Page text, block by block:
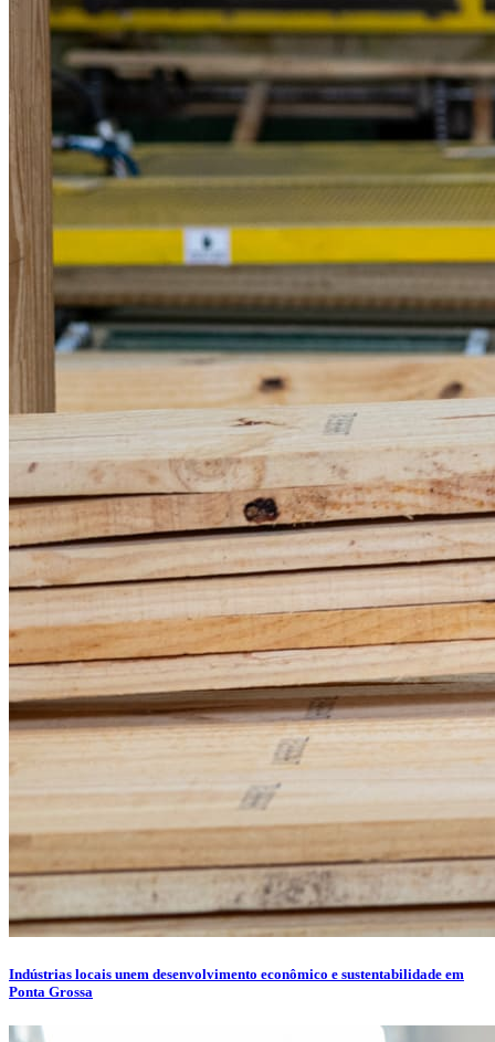
Indústrias locais unem desenvolvimento econômico e sustentabilidade em
Ponta Grossa